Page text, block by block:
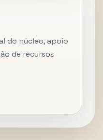
do núcleo, apoio
de recursos